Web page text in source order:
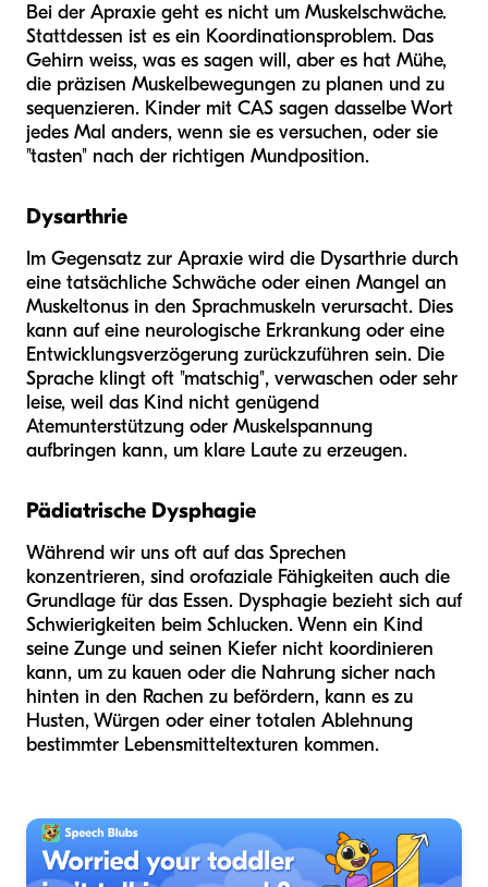
Bei der Apraxie geht es nicht um Muskelschwäche.
Stattdessen ist es ein Koordinationsproblem. Das
Gehirn weiss, was es sagen will, aber es hat Mühe,
die präzisen Muskelbewegungen zu planen und zu
sequenzieren. Kinder mit CAS sagen dasselbe Wort
jedes Mal anders, wenn sie es versuchen, oder sie
"tasten" nach der richtigen Mundposition.
Dysarthrie
Im Gegensatz zur Apraxie wird die Dysarthrie durch
eine tatsächliche Schwäche oder einen Mangel an
Muskeltonus in den Sprachmuskeln verursacht. Dies
kann auf eine neurologische Erkrankung oder eine
Entwicklungsverzögerung zurückzuführen sein. Die
Sprache klingt oft "matschig", verwaschen oder sehr
leise, weil das Kind nicht genügend
Atemunterstützung oder Muskelspannung
aufbringen kann, um klare Laute zu erzeugen.
Pädiatrische Dysphagie
Während wir uns oft auf das Sprechen
konzentrieren, sind orofaziale Fähigkeiten auch die
Grundlage für das Essen. Dysphagie bezieht sich auf
Schwierigkeiten beim Schlucken. Wenn ein Kind
seine Zunge und seinen Kiefer nicht koordinieren
kann, um zu kauen oder die Nahrung sicher nach
hinten in den Rachen zu befördern, kann es zu
Husten, Würgen oder einer totalen Ablehnung
bestimmter Lebensmitteltexturen kommen.